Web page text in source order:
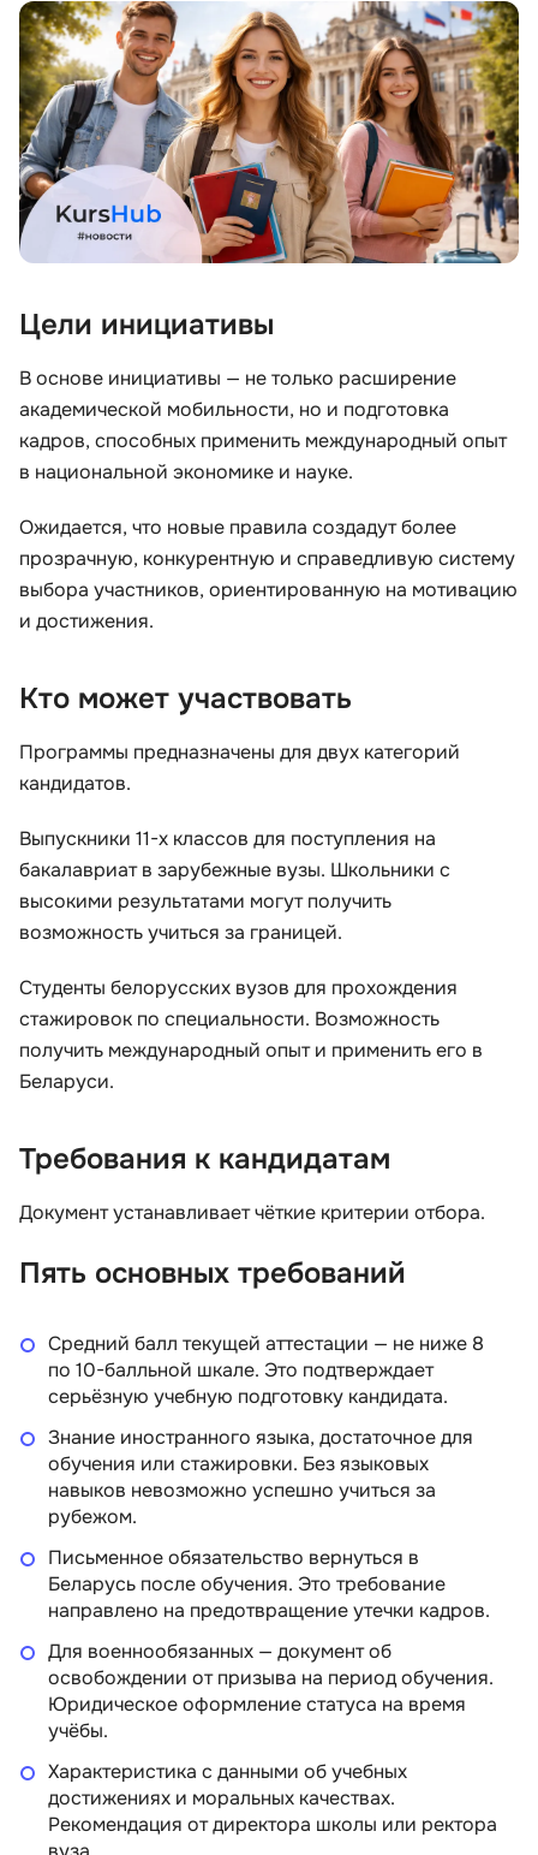
Цели инициативы
В основе инициативы — не только расширение
академической мобильности, но и подготовка
кадров, способных применить международный опыт
в национальной экономике и науке.
Ожидается, что новые правила создадут более
прозрачную, конкурентную и справедливую систему
выбора участников, ориентированную на мотивацию
и достижения.
Кто может участвовать
Программы предназначены для двух категорий
кандидатов.
Выпускники 11-х классов для поступления на
бакалавриат в зарубежные вузы. Школьники с
высокими результатами могут получить
возможность учиться за границей.
Студенты белорусских вузов для прохождения
стажировок по специальности. Возможность
получить международный опыт и применить его в
Беларуси.
Требования к кандидатам
Документ устанавливает чёткие критерии отбора.
Пять основных требований
Средний балл текущей аттестации — не ниже 8
по 10-балльной шкале. Это подтверждает
серьёзную учебную подготовку кандидата.
Знание иностранного языка, достаточное для
обучения или стажировки. Без языковых
навыков невозможно успешно учиться за
рубежом.
Письменное обязательство вернуться в
Беларусь после обучения. Это требование
направлено на предотвращение утечки кадров.
Для военнообязанных — документ об
освобождении от призыва на период обучения.
Юридическое оформление статуса на время
учёбы.
Характеристика с данными об учебных
достижениях и моральных качествах.
Рекомендация от директора школы или ректора
Акции и промокоды